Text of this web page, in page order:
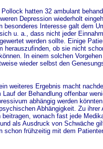
hatten 32 ambulant
Depression wiederholt
besonderes Interesse galt dem
u. a., dass nicht jeder
werden sollte. Einige
herauszufinden, ob sie nicht
In einem solchen
wieder selbst den
weiteres Ergebnis macht
Lauf der Behandlung offenbar
abhängig werden
Abhängigkeit. Zu ihrer
beitragen, wonach fast jede
als Ausdruck von Schwäche
schon frühzeitig mit dem